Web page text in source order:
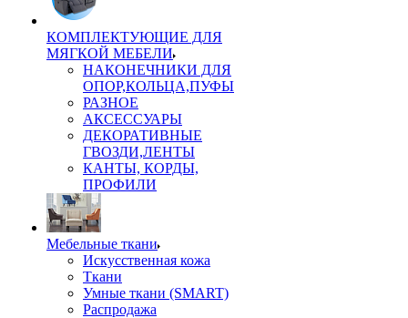
КОМПЛЕКТУЮЩИЕ ДЛЯ
МЯГКОЙ МЕБЕЛИ
НАКОНЕЧНИКИ ДЛЯ
ОПОР,КОЛЬЦА,ПУФЫ
РАЗНОЕ
АКСЕССУАРЫ
ДЕКОРАТИВНЫЕ
ГВОЗДИ,ЛЕНТЫ
КАНТЫ, КОРДЫ,
ПРОФИЛИ
Мебельные ткани
Искусственная кожа
Ткани
Умные ткани (SMART)
Распродажа